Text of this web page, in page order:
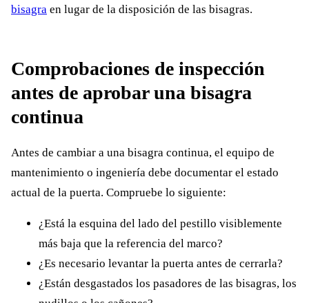
bisagra en lugar de la disposición de las bisagras.
Comprobaciones de inspección
antes de aprobar una bisagra
continua
Antes de cambiar a una bisagra continua, el equipo de
mantenimiento o ingeniería debe documentar el estado
actual de la puerta. Compruebe lo siguiente:
¿Está la esquina del lado del pestillo visiblemente
más baja que la referencia del marco?
¿Es necesario levantar la puerta antes de cerrarla?
¿Están desgastados los pasadores de las bisagras, los